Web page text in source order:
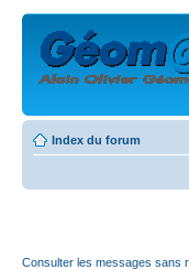
Index du forum
Consulter les messages sans